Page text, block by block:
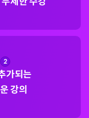
2
가되는
강의